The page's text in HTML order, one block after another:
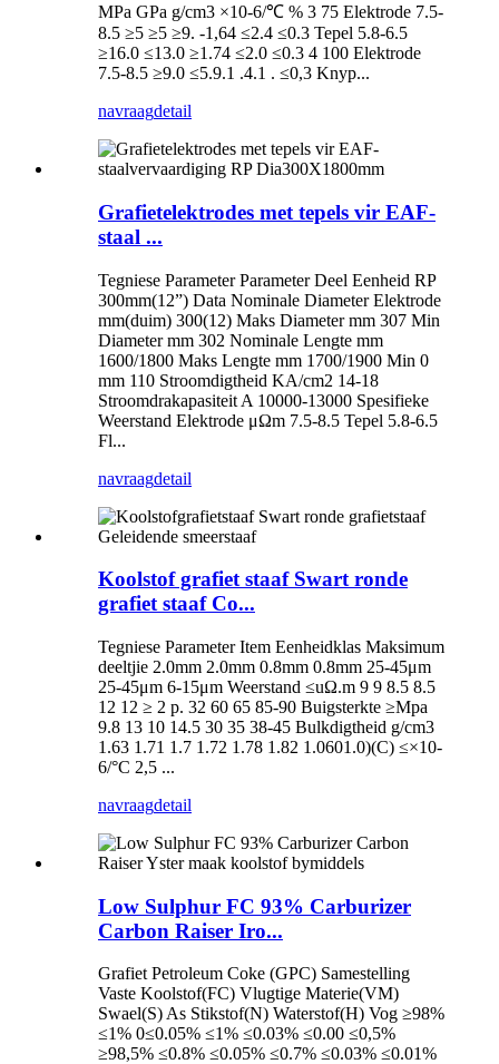
MPa GPa g/cm3 ×10-6/℃ % 3 75 Elektrode 7.5-
8.5 ≥5 ≥5 ≥9. -1,64 ≤2.4 ≤0.3 Tepel 5.8-6.5
≥16.0 ≤13.0 ≥1.74 ≤2.0 ≤0.3 4 100 Elektrode
7.5-8.5 ≥9.0 ≤5.9.1 .4.1 . ≤0,3 Knyp...
navraagdetail
Grafietelektrodes met tepels vir EAF-
staal ...
Tegniese Parameter Parameter Deel Eenheid RP
300mm(12”) Data Nominale Diameter Elektrode
mm(duim) 300(12) Maks Diameter mm 307 Min
Diameter mm 302 Nominale Lengte mm
1600/1800 Maks Lengte mm 1700/1900 Min 0
mm 110 Stroomdigtheid KA/cm2 14-18
Stroomdrakapasiteit A 10000-13000 Spesifieke
Weerstand Elektrode μΩm 7.5-8.5 Tepel 5.8-6.5
Fl...
navraagdetail
Koolstof grafiet staaf Swart ronde
grafiet staaf Co...
Tegniese Parameter Item Eenheidklas Maksimum
deeltjie 2.0mm 2.0mm 0.8mm 0.8mm 25-45μm
25-45μm 6-15μm Weerstand ≤uΩ.m 9 9 8.5 8.5
12 12 ≥ 2 p. 32 60 65 85-90 Buigsterkte ≥Mpa
9.8 13 10 14.5 30 35 38-45 Bulkdigtheid g/cm3
1.63 1.71 1.7 1.72 1.78 1.82 1.0601.0)(C) ≤×10-
6/°C 2,5 ...
navraagdetail
Low Sulphur FC 93% Carburizer
Carbon Raiser Iro...
Grafiet Petroleum Coke (GPC) Samestelling
Vaste Koolstof(FC) Vlugtige Materie(VM)
Swael(S) As Stikstof(N) Waterstof(H) Vog ≥98%
≤1% 0≤0.05% ≤1% ≤0.03% ≤0.00 ≤0,5%
≥98,5% ≤0.8% ≤0.05% ≤0.7% ≤0.03% ≤0.01%